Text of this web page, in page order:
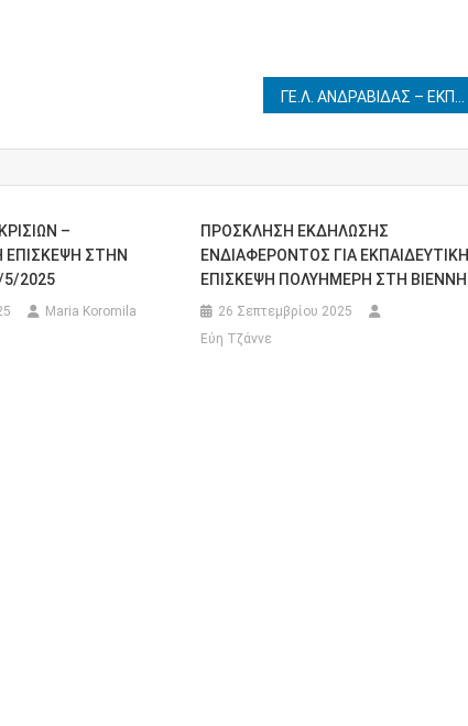
–
ΕΠΙΣΚΕΨΗ ΣΤΗΝ
5/2025
Maria Koromila
ΠΡΟΣΚΛΗΣΗ ΕΚΔΗΛΩΣΗΣ
ΕΝΔΙΑΦΕΡΟΝΤΟΣ ΓΙΑ ΕΚΠΑΙΔΕΥΤΙΚΗ
ΕΠΙΣΚΕΨΗ ΠΟΛΥΗΜΕΡΗ ΣΤΗ ΒΙΕΝΝΗ
26 Σεπτεμβρίου 2025
Εύη Τζάννε